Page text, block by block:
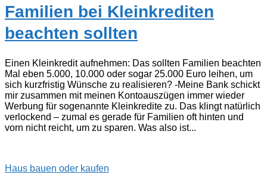
Familien bei Kleinkrediten
beachten sollten
Einen Kleinkredit aufnehmen: Das sollten Familien beachten
Mal eben 5.000, 10.000 oder sogar 25.000 Euro leihen, um
sich kurzfristig Wünsche zu realisieren? -Meine Bank schickt
mir zusammen mit meinen Kontoauszügen immer wieder
Werbung für sogenannte Kleinkredite zu. Das klingt natürlich
verlockend – zumal es gerade für Familien oft hinten und
vorn nicht reicht, um zu sparen. Was also ist...
Haus bauen oder kaufen